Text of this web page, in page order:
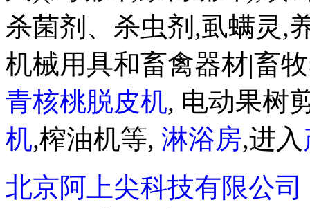
杀菌剂、杀虫剂,虱螨灵,
机械用具和畜禽器材|畜
青核桃脱皮机, 电动果树
机,榨油机等, 淋浴房,进入
北京阿上尖科技有限公司